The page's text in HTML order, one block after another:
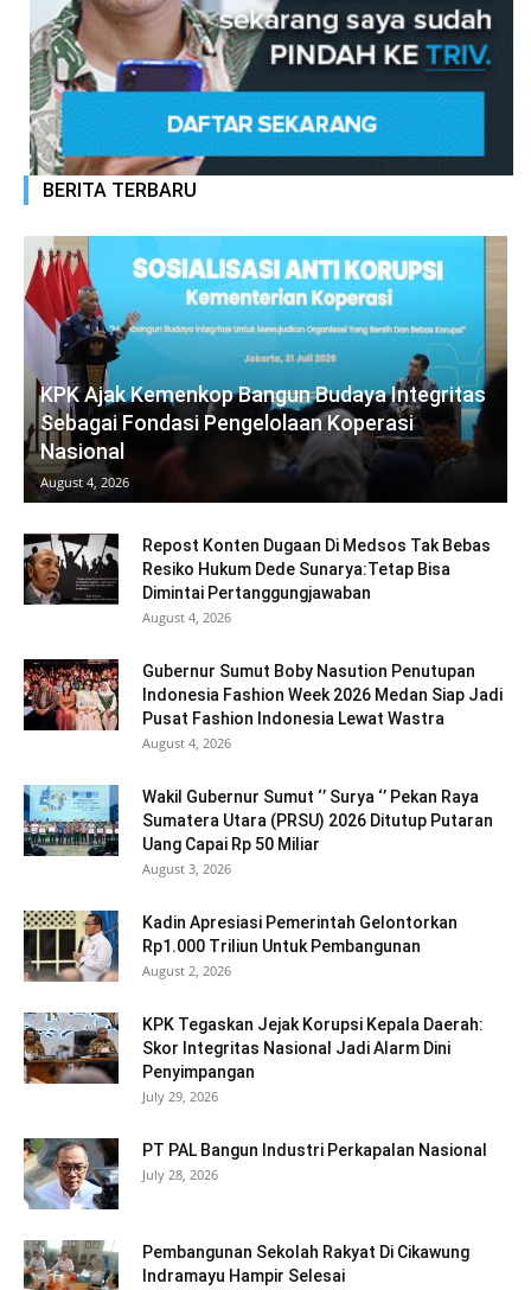
BERITA TERBARU
KPK Ajak Kemenkop Bangun Budaya Integritas
Sebagai Fondasi Pengelolaan Koperasi
Nasional
August 4, 2026
Repost Konten Dugaan Di Medsos Tak Bebas
Resiko Hukum Dede Sunarya:Tetap Bisa
Dimintai Pertanggungjawaban
August 4, 2026
Gubernur Sumut Boby Nasution Penutupan
Indonesia Fashion Week 2026 Medan Siap Jadi
Pusat Fashion Indonesia Lewat Wastra
August 4, 2026
Wakil Gubernur Sumut ‘’ Surya ‘’ Pekan Raya
Sumatera Utara (PRSU) 2026 Ditutup Putaran
Uang Capai Rp 50 Miliar
August 3, 2026
Kadin Apresiasi Pemerintah Gelontorkan
Rp1.000 Triliun Untuk Pembangunan
August 2, 2026
KPK Tegaskan Jejak Korupsi Kepala Daerah:
Skor Integritas Nasional Jadi Alarm Dini
Penyimpangan
July 29, 2026
PT PAL Bangun Industri Perkapalan Nasional
July 28, 2026
Pembangunan Sekolah Rakyat Di Cikawung
Indramayu Hampir Selesai